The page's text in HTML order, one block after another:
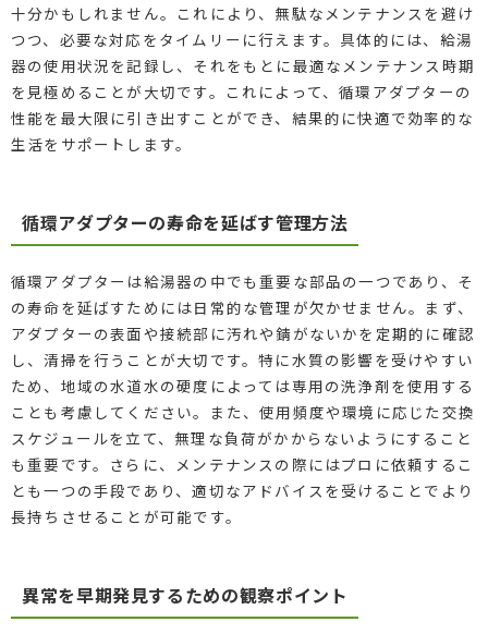
十分かもしれません。これにより、無駄なメンテナンスを避け
つつ、必要な対応をタイムリーに行えます。具体的には、給湯
器の使用状況を記録し、それをもとに最適なメンテナンス時期
を見極めることが大切です。これによって、循環アダプターの
性能を最大限に引き出すことができ、結果的に快適で効率的な
生活をサポートします。
循環アダプターの寿命を延ばす管理方法
循環アダプターは給湯器の中でも重要な部品の一つであり、そ
の寿命を延ばすためには日常的な管理が欠かせません。まず、
アダプターの表面や接続部に汚れや錆がないかを定期的に確認
し、清掃を行うことが大切です。特に水質の影響を受けやすい
ため、地域の水道水の硬度によっては専用の洗浄剤を使用する
ことも考慮してください。また、使用頻度や環境に応じた交換
スケジュールを立て、無理な負荷がかからないようにすること
も重要です。さらに、メンテナンスの際にはプロに依頼するこ
とも一つの手段であり、適切なアドバイスを受けることでより
長持ちさせることが可能です。
異常を早期発見するための観察ポイント